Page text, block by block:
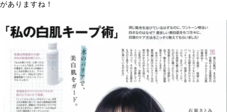
がありますね！